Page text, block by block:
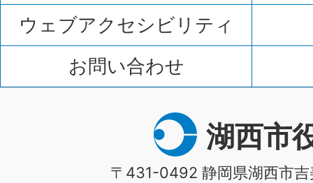
ウェブアクセシビリティ
お問い合わせ
湖西市
〒431-0492 静岡県湖西市